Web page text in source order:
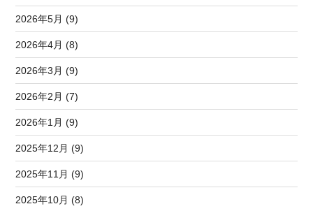
2026年5月 (9)
2026年4月 (8)
2026年3月 (9)
2026年2月 (7)
2026年1月 (9)
2025年12月 (9)
2025年11月 (9)
2025年10月 (8)